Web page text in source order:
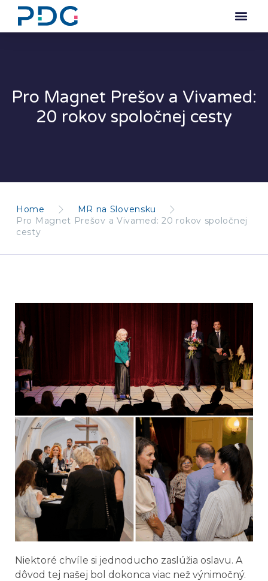
Pro Magnet Prešov a Vivamed:
20 rokov spoločnej cesty
Home
MR na Slovensku
Pro Magnet Prešov a Vivamed: 20 rokov spoločnej
cesty
Niektoré chvíle si jednoducho zaslúžia oslavu. A
dôvod tej našej bol dokonca viac než výnimočný.